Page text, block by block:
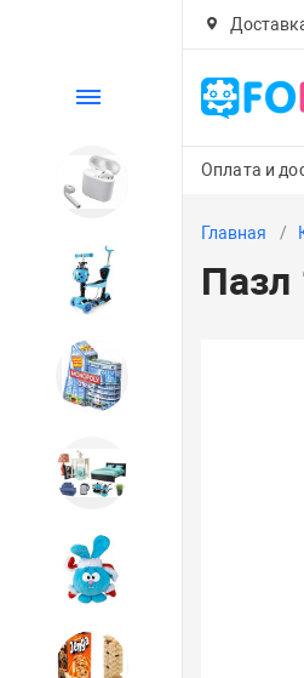
Оплата и
Каталог
Электроника
Детский
Главная
Пазл